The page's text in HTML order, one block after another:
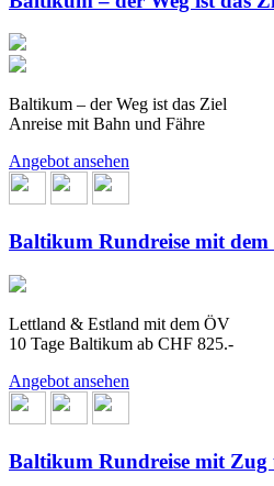
Baltikum – der Weg ist das Ziel
Anreise mit Bahn und Fähre
Angebot ansehen
Baltikum Rundreise mit dem
Lettland & Estland mit dem ÖV
10 Tage Baltikum ab CHF 825.-
Angebot ansehen
Baltikum Rundreise mit Zug